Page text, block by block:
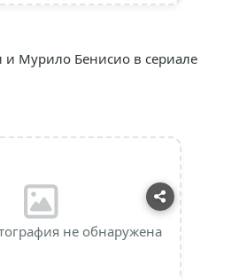
Мурило Бенисио в сериале
не обнаружена